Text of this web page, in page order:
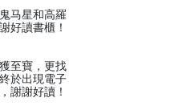
马星和高羅
好讀書櫃！
至寶，更找
於出現電子
謝謝好讀！